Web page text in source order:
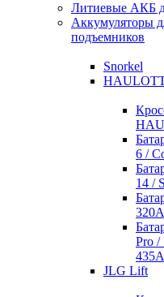
Литиевые АКБ
Аккумуляторы
подъемников
Snorkel
6 /
14 /
Pro
JLG Lift